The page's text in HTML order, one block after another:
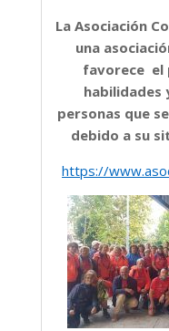
La Asociación
una
favorece el
habilidades
personas que
debido a su
https://